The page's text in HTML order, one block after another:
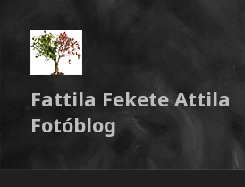
Fattila Fekete Attila
Fotóblog